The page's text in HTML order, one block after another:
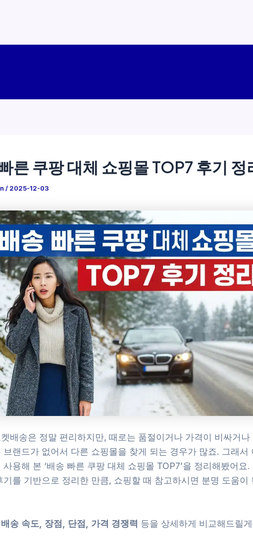
른 쿠팡 대체 쇼핑몰 TOP7 후기 정
/ 2025-12-03
배송은 정말 편리하지만, 때로는 품절이거나 가격이 비싸거나
브랜드가 없어서 다른 쇼핑몰을 찾게 되는 경우가 많죠. 그래서
사용해 본 ‘배송 빠른 쿠팡 대체 쇼핑몰 TOP7’을 정리해봤어요.
기를 기반으로 정리한 만큼, 쇼핑할 때 참고하시면 분명 도움이
배송 속도, 장점, 단점, 가격 경쟁력 등을 상세하게 비교해드릴